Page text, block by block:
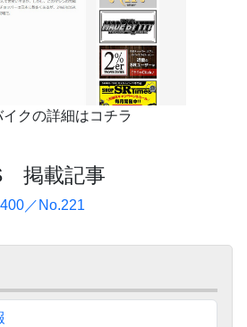
クの詳細はコチラ
掲載記事
／No.221